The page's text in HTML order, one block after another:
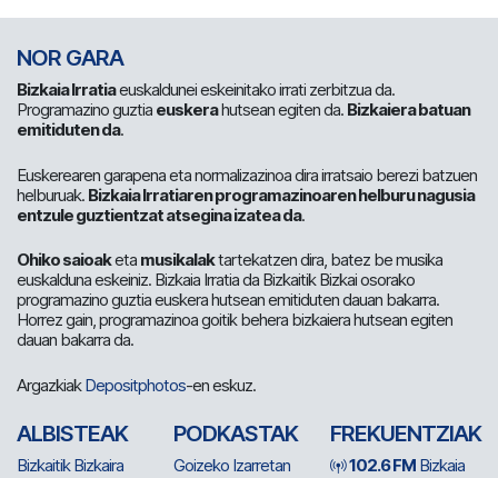
NOR GARA
Bizkaia Irratiaeuskaldunei eskeinitako irrati zerbitzua da.
Programazino guztia euskerahutsean egiten da. Bizkaiera batuan
emitiduten da.
Euskerearen garapena eta normalizazinoa dira irratsaio berezi batzuen
helburuak. Bizkaia Irratiaren programazinoaren helburu nagusia
entzule guztientzat atsegina izatea da.
Ohiko saioaketa musikalaktartekatzen dira, batez be musika
euskalduna eskeiniz. Bizkaia Irratia da Bizkaitik Bizkai osorako
programazino guztia euskera hutsean emitiduten dauan bakarra.
Horrez gain, programazinoa goitik behera bizkaiera hutsean egiten
dauan bakarra da.
ArgazkiakDepositphotos-en eskuz.
ALBISTEAK
Bizkaitik Bizkaira
PODKASTAK
Goizeko Izarretan
FREKUENTZIAK
102.6 FM Bizkaia